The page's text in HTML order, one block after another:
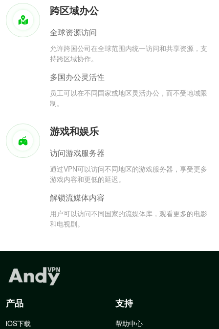
跨区域办公
全球资源访问
允许跨国公司在全球范围内统一访问和共享资源，支
持跨区域协作。
多国办公灵活性
员工可以在不同国家或地区灵活办公，而不受地域限
制。
游戏和娱乐
访问游戏服务器
通过VPN可以访问不同地区的游戏服务器，享受更多
游戏内容和更低的延迟。
解锁流媒体内容
用户可以访问不同国家的流媒体库，观看更多的电影
和电视剧。
产品
iOS下载
支持
帮助中心